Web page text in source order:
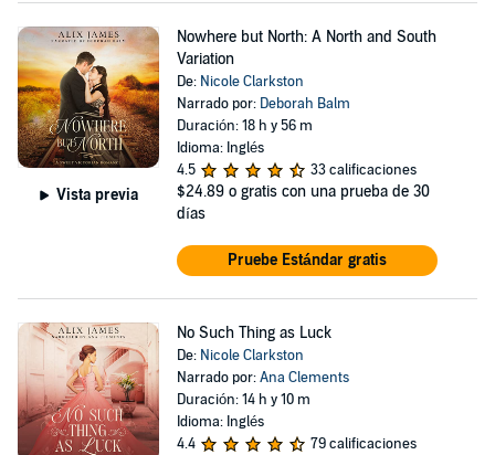
Vista previa
Nowhere but North: A North and South
Variation
De: Nicole Clarkston
Narrado por: Deborah Balm
Duración: 18 h y 56 m
Idioma: Inglés
4.5
33 calificaciones
$24.89 o gratis con una prueba de 30
días
Pruebe Estándar gratis
No Such Thing as Luck
De: Nicole Clarkston
Narrado por:Ana Clements
Duración: 14 h y 10 m
Idioma: Inglés
4.4
79 calificaciones